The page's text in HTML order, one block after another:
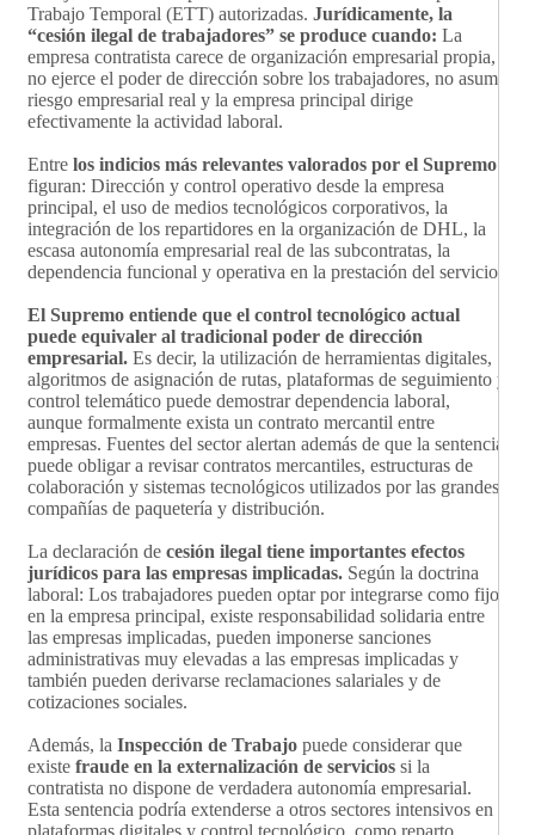
Trabajo Temporal (ETT) autorizadas. Jurídicamente, la
“cesión ilegal de trabajadores” se produce cuando: La
empresa contratista carece de organización empresarial propia,
no ejerce el poder de dirección sobre los trabajadores, no asume
riesgo empresarial real y la empresa principal dirige
efectivamente la actividad laboral.
Entre los indicios más relevantes valorados por el Supremo
figuran: Dirección y control operativo desde la empresa
principal, el uso de medios tecnológicos corporativos, la
integración de los repartidores en la organización de DHL, la
escasa autonomía empresarial real de las subcontratas, la
dependencia funcional y operativa en la prestación del servicio.
El Supremo entiende que el control tecnológico actual
puede equivaler al tradicional poder de dirección
empresarial. Es decir, la utilización de herramientas digitales,
algoritmos de asignación de rutas, plataformas de seguimiento y
control telemático puede demostrar dependencia laboral,
aunque formalmente exista un contrato mercantil entre
empresas. Fuentes del sector alertan además de que la sentencia
puede obligar a revisar contratos mercantiles, estructuras de
colaboración y sistemas tecnológicos utilizados por las grandes
compañías de paquetería y distribución.
La declaración de cesión ilegal tiene importantes efectos
jurídicos para las empresas implicadas. Según la doctrina
laboral: Los trabajadores pueden optar por integrarse como fijos
en la empresa principal, existe responsabilidad solidaria entre
las empresas implicadas, pueden imponerse sanciones
administrativas muy elevadas a las empresas implicadas y
también pueden derivarse reclamaciones salariales y de
cotizaciones sociales.
Además, la Inspección de Trabajo puede considerar que
existe fraude en la externalización de servicios si la
contratista no dispone de verdadera autonomía empresarial.
Esta sentencia podría extenderse a otros sectores intensivos en
plataformas digitales y control tecnológico, como reparto